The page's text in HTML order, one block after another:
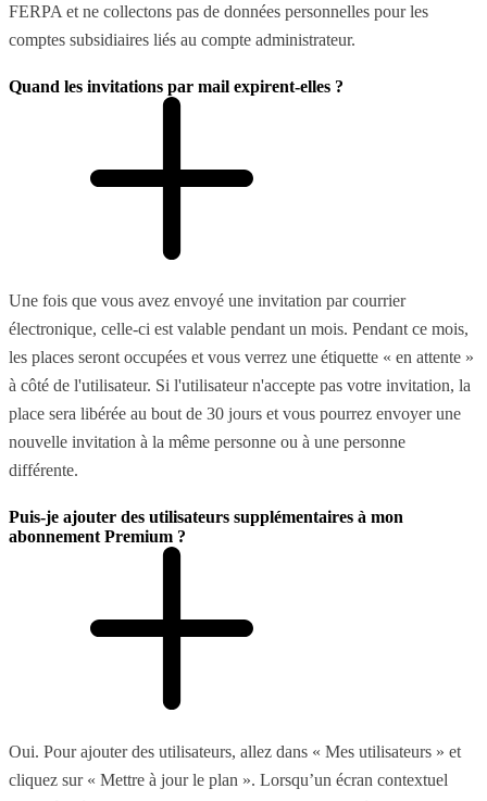
FERPA et ne collectons pas de données personnelles pour les
comptes subsidiaires liés au compte administrateur.
Quand les invitations par mail expirent-elles ?
Une fois que vous avez envoyé une invitation par courrier
électronique, celle-ci est valable pendant un mois. Pendant ce mois,
les places seront occupées et vous verrez une étiquette « en attente »
à côté de l'utilisateur. Si l'utilisateur n'accepte pas votre invitation, la
place sera libérée au bout de 30 jours et vous pourrez envoyer une
nouvelle invitation à la même personne ou à une personne
différente.
Puis-je ajouter des utilisateurs supplémentaires à mon
abonnement Premium ?
Oui. Pour ajouter des utilisateurs, allez dans « Mes utilisateurs » et
cliquez sur « Mettre à jour le plan ». Lorsqu’un écran contextuel